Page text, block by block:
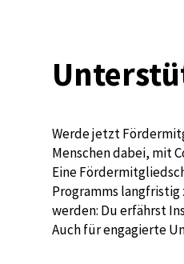
Werde jetzt
Menschen dabei, mit
Eine
Programms
werden: Du erfährst
Auch für engagierte